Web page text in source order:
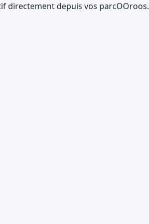
directement depuis vos parcOOroos.